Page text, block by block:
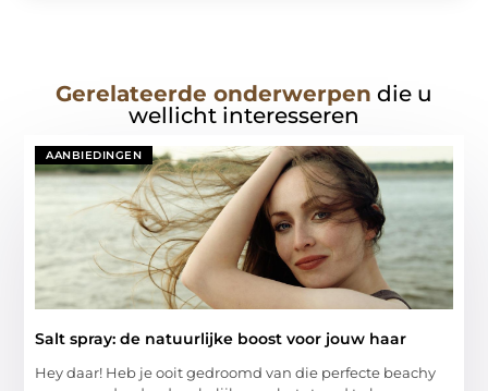
Gerelateerde onderwerpen die u
wellicht interesseren
AANBIEDINGEN
Salt spray: de natuurlijke boost voor jouw haar
Hey daar! Heb je ooit gedroomd van die perfecte beachy